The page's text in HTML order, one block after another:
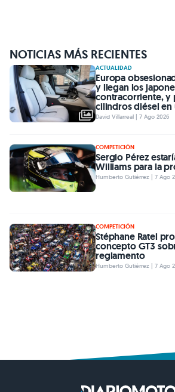
NOTICIAS MÁS RECIENTES
ACTUALIDAD
Europa
y llegan los
contracorriente, y
cilindros diésel en
David Villarreal | 7 Ago 2026
COMPETICIÓN
Sergio Pérez
Williams para la
Humberto Gutiérrez | 7 Ago
COMPETICIÓN
Stéphane Ratel
concepto GT3
reglamento
Humberto Gutiérrez | 7 Ago